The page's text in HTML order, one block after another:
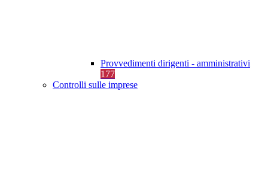
Provvedimenti dirigenti - amministrativi
177
Controlli sulle imprese